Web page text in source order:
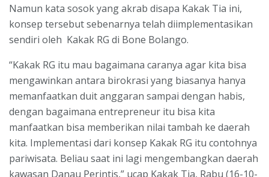
Namun kata sosok yang akrab disapa Kakak Tia ini,
konsep tersebut sebenarnya telah diimplementasikan
sendiri oleh Kakak RG di Bone Bolango.
“Kakak RG itu mau bagaimana caranya agar kita bisa
mengawinkan antara birokrasi yang biasanya hanya
memanfaatkan duit anggaran sampai dengan habis,
dengan bagaimana entrepreneur itu bisa kita
manfaatkan bisa memberikan nilai tambah ke daerah
kita. Implementasi dari konsep Kakak RG itu contohnya
pariwisata. Beliau saat ini lagi mengembangkan daerah
kawasan Danau Perintis,” ucap Kakak Tia, Rabu (16-10-